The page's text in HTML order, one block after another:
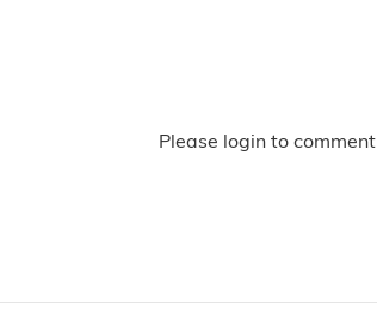
Please login to comment